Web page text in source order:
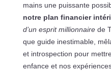
mains une puissante
notre plan financier
d’un esprit millionnairede
que guide inestimable,
et introspection pour
enfance et nos